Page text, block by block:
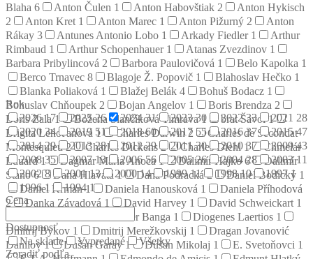
Blaha 6 Anton Čulen 1 Anton Habovštiak 2
Anton Hykisch
2
Anton Kret 1 Anton Marec 1 Anton Pižurný 2
Anton
Rákay 3 Antunes Antonio Lobo 1 Arkady Fiedler 1
Arthur
Rimbaud 1 Arthur Schopenhauer 1 Atanas Zvezdinov 1
Barbara Pribylincová 2 Barbora Paulovičová 1 Belo Kapolka 1
Berco Trnavec 8 Blagoje Ž. Popovič 1 Blahoslav Hečko 1
Blanka Poliaková 1 Blažej Belák 4 Bohuš Bodacz 1
Bohuslav Chňoupek 2 Bojan Angelov 1 Boris Brendza 2
Boris Zala1 Božena Slančíková Timrava1 brat Šavol1
Brigita Lehoťanová 1 Charles Darwin2
Charles de Secondat
Montesquieu2 Charles Dickens2 Charles Diehl1
Chmelár
Eduard1 Dagmar Mária Anoca 1 Dalimír Hajko6
Dalimír
Stano6 Dana Hlavatá1 Dana Podracká2 Daniel Bodický 1
Daniel Krman1 Daniela Hanousková 1
Daniela Příhodová
2
Danka Závadová 1 David Harvey 1 David Schweickart 1
Dezider Banga 1 Diogenes Laertios 1
Dmitrij Bykov 1 Dmitrij Merežkovskij 1
Dragan Jovanović
Danilov1 Dušan Garay1 Dušan Mikolaj 1 E. Svetoňovci 1
Rok
202617 202526 202431 202330 202233 2021 28
2020 34 2019 51 201860 2017 55 201637 201547
201429 201328 201229 201130 201037 200943
200835 200713 200656 200526 200428 200311
20028 200113 200014 199911 199810 19971
19961 19941
Cena
Dostupnosť
Na sklade
Vypredané
Všetky
Zoradiť podľa